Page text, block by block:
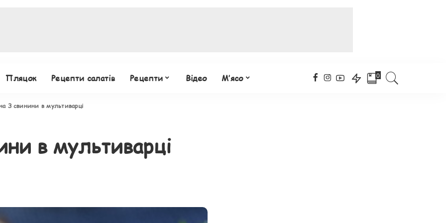
Пляцок Рецепти салатів Рецепти Відео М’ясо 0
З свинини в мультиварці
в мультиварці